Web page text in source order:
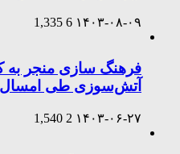
۱۴۰۳-۰۸-۰۹ 6
1,335
آتش‌سوزی طی امسال
۱۴۰۳-۰۶-۲۷ 2
1,540